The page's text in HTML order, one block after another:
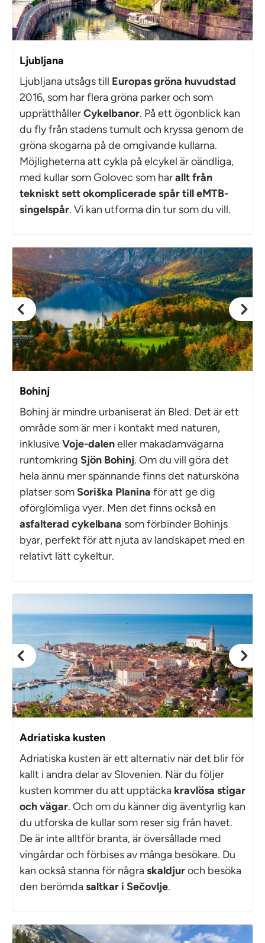
Ljubljana
Ljubljana utsågs till Europas gröna huvudstad
2016, som har flera gröna parker och som
upprätthållerCykelbanor. På ett ögonblick kan
du fly från stadens tumult och kryssa genom de
gröna skogarna på de omgivande kullarna.
Möjligheterna att cykla på elcykel är oändliga,
med kullar som Golovec som harallt från
tekniskt sett okomplicerade spår till eMTB-
singelspår. Vi kan utforma din tur som du vill.
Bohinj
Bohinj är mindre urbaniserat än Bled. Det är ett
område som är mer i kontakt med naturen,
inklusiveVoje-daleneller makadamvägarna
runtomkring Sjön Bohinj. Om du vill göra det
hela ännu mer spännande finns det natursköna
platser somSoriška Planina för att ge dig
oförglömliga vyer. Men det finns också en
asfalterad cykelbana som förbinder Bohinjs
byar, perfekt för att njuta av landskapet med en
relativt lätt cykeltur.
Adriatiska kusten
Adriatiska kusten är ett alternativ när det blir för
kallt i andra delar av Slovenien. När du följer
kusten kommer du att upptäcka kravlösa stigar
och vägar. Och om du känner dig äventyrlig kan
du utforska de kullar som reser sig från havet.
De är inte alltför branta, är översållade med
vingårdar och förbises av många besökare. Du
kan också stanna för någraskaldjuroch besöka
den berömdasaltkar i Sečovlje.